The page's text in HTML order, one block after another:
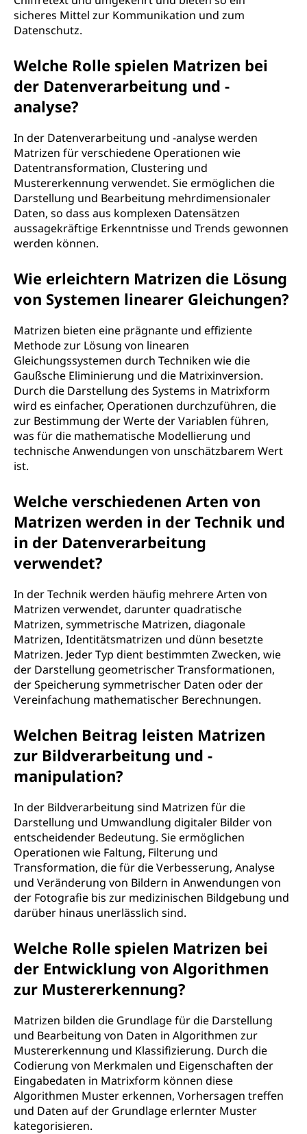
sicheres Mittel zur Kommunikation und zum
Datenschutz.
Welche Rolle spielen Matrizen bei
der Datenverarbeitung und -
analyse?
In der Datenverarbeitung und -analyse werden
Matrizen für verschiedene Operationen wie
Datentransformation, Clustering und
Mustererkennung verwendet. Sie ermöglichen die
Darstellung und Bearbeitung mehrdimensionaler
Daten, so dass aus komplexen Datensätzen
aussagekräftige Erkenntnisse und Trends gewonnen
werden können.
Wie erleichtern Matrizen die Lösung
von Systemen linearer Gleichungen?
Matrizen bieten eine prägnante und effiziente
Methode zur Lösung von linearen
Gleichungssystemen durch Techniken wie die
Gaußsche Eliminierung und die Matrixinversion.
Durch die Darstellung des Systems in Matrixform
wird es einfacher, Operationen durchzuführen, die
zur Bestimmung der Werte der Variablen führen,
was für die mathematische Modellierung und
technische Anwendungen von unschätzbarem Wert
ist.
Welche verschiedenen Arten von
Matrizen werden in der Technik und
in der Datenverarbeitung
verwendet?
In der Technik werden häufig mehrere Arten von
Matrizen verwendet, darunter quadratische
Matrizen, symmetrische Matrizen, diagonale
Matrizen, Identitätsmatrizen und dünn besetzte
Matrizen. Jeder Typ dient bestimmten Zwecken, wie
der Darstellung geometrischer Transformationen,
der Speicherung symmetrischer Daten oder der
Vereinfachung mathematischer Berechnungen.
Welchen Beitrag leisten Matrizen
zur Bildverarbeitung und -
manipulation?
In der Bildverarbeitung sind Matrizen für die
Darstellung und Umwandlung digitaler Bilder von
entscheidender Bedeutung. Sie ermöglichen
Operationen wie Faltung, Filterung und
Transformation, die für die Verbesserung, Analyse
und Veränderung von Bildern in Anwendungen von
der Fotografie bis zur medizinischen Bildgebung und
darüber hinaus unerlässlich sind.
Welche Rolle spielen Matrizen bei
der Entwicklung von Algorithmen
zur Mustererkennung?
Matrizen bilden die Grundlage für die Darstellung
und Bearbeitung von Daten in Algorithmen zur
Mustererkennung und Klassifizierung. Durch die
Codierung von Merkmalen und Eigenschaften der
Eingabedaten in Matrixform können diese
Algorithmen Muster erkennen, Vorhersagen treffen
und Daten auf der Grundlage erlernter Muster
kategorisieren.